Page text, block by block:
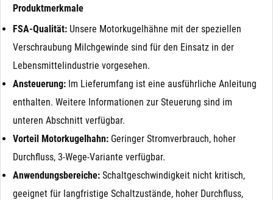
Produktmerkmale
FSA-Qualität: Unsere Motorkugelhähne mit der speziellen
Verschraubung Milchgewinde sind für den Einsatz in der
Lebensmittelindustrie vorgesehen.
Ansteuerung: Im Lieferumfang ist eine ausführliche Anleitung
enthalten. Weitere Informationen zur Steuerung sind im
unteren Abschnitt verfügbar.
Vorteil Motorkugelhahn: Geringer Stromverbrauch, hoher
Durchfluss, 3-Wege-Variante verfügbar.
Anwendungsbereiche: Schaltgeschwindigkeit nicht kritisch,
geeignet für langfristige Schaltzustände, hoher Durchfluss,